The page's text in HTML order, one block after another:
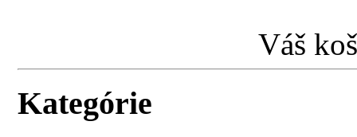
Váš
Kategórie